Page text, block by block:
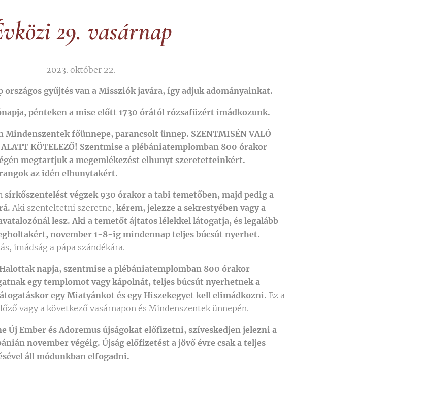
29. vasárnap
2023. október 22.
országos gyűjtés van a Missziók javára, így adjuk adományainkat.
pénteken a mise előtt 1730 órától rózsafüzért imádkozunk.
Mindenszentek főünnepe, parancsolt ünnep. SZENTMISÉN VALÓ
KÖTELEZŐ! Szentmise a plébániatemplomban 800 órakor
megtartjuk a megemlékezést elhunyt szeretetteinkért.
az idén elhunytakért.
sírkőszentelést végzek 930 órakor a tabi temetőben, majd pedig a
Aki szenteltetni szeretne, kérem, jelezze a sekrestyében vagy a
lesz.Aki a temetőt ájtatos lélekkel látogatja, és legalább
november 1-8-ig mindennap teljes búcsút nyerhet.
imádság a pápa szándékára.
napja, szentmise a plébániatemplomban 800 órakor
egy templomot vagy kápolnát, teljes búcsút nyerhetnek a
egy Miatyánkot és egy Hiszekegyet kell elimádkozni. Ez a
vagy a következő vasárnapon és Mindenszentek ünnepén.
Új Ember és Adoremus újságokat előfizetni, szíveskedjen jelezni a
november végéig. Újság előfizetést a jövő évre csak a teljes
áll módunkban elfogadni.